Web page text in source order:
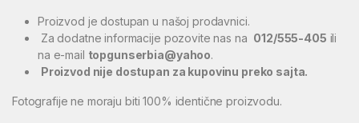
Proizvod je dostupan u našoj prodavnici.
Za dodatne informacije pozovite nas na 012/555-405 ili
na e-mail topgunserbia@yahoo.
Proizvod nije dostupan za kupovinu preko sajta.
Fotografije ne moraju biti 100% identične proizvodu.